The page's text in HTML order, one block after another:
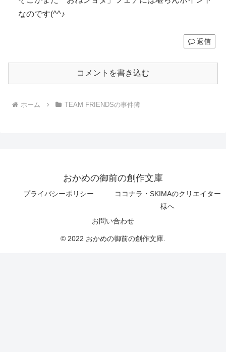
なのです(^^♪
返信
コメントを書き込む
ホーム TEAM FRIENDSの事件簿
おかめの御前の創作文庫
プライバシーポリシー
ココナラ・SKIMAのクリエイター
様へ
お問い合わせ
© 2022 おかめの御前の創作文庫.